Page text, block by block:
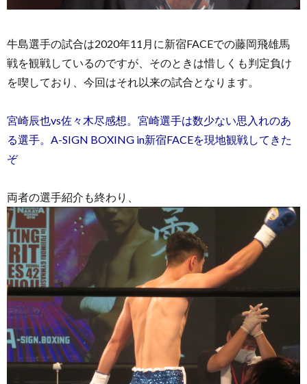
牛島選手の試合は2020年11月に新宿FACEでの藤岡飛雄馬
戦を観戦しているのですが、そのときは惜しくも判定負け
を喫しており、今回はそれ以来の試合となります。
宮崎辰也vs佐々木尽感想。宮崎選手は数少ない思入れのあ
る選手。A-SIGN BOXING in新宿FACEを現地観戦してきた
ぞ
両者の選手紹介も終わり、